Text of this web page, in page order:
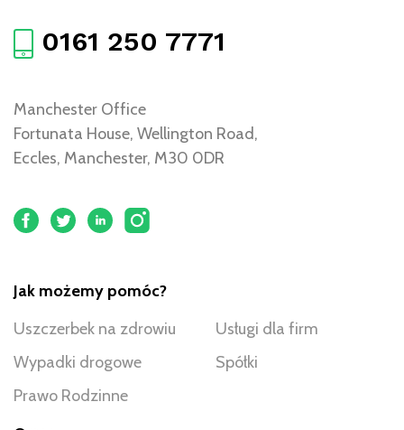
0161 250 7771
Manchester Office
Fortunata House, Wellington Road,
Eccles, Manchester, M30 0DR
Jak możemy pomóc?
Uszczerbek na zdrowiu
Wypadki drogowe
Prawo Rodzinne
Usługi dla firm
Spółki